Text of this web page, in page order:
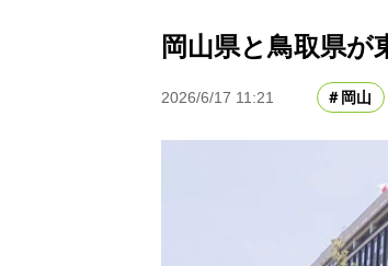
岡山県と鳥取県
2026/6/17 11:21 岡山